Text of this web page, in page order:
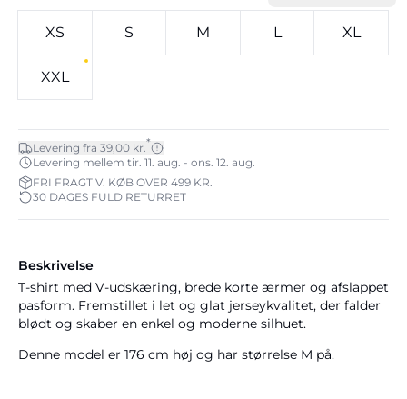
XS S M L XL
XXL
Levering fra 39,00 kr.*
Levering mellem tir. 11. aug. - ons. 12. aug.
FRI FRAGT V. KØB OVER 499 KR.
30 DAGES FULD RETURRET
Beskrivelse
T-shirt med V-udskæring, brede korte ærmer og afslappet
pasform. Fremstillet i let og glat jerseykvalitet, der falder
blødt og skaber en enkel og moderne silhuet.
Denne model er 176 cm høj og har størrelse M på.